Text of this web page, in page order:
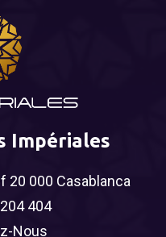
Impériales
20 000 Casablanca
404
Nous